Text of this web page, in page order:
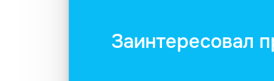
Заинтересовал